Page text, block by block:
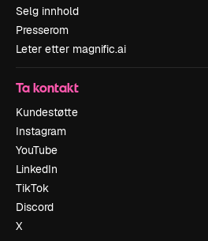
Selg innhold
Presserom
Leter etter magnific.ai
Ta kontakt
Kundestøtte
Instagram
YouTube
LinkedIn
TikTok
Discord
X